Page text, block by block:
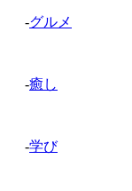
-グルメ
-癒し
-学び